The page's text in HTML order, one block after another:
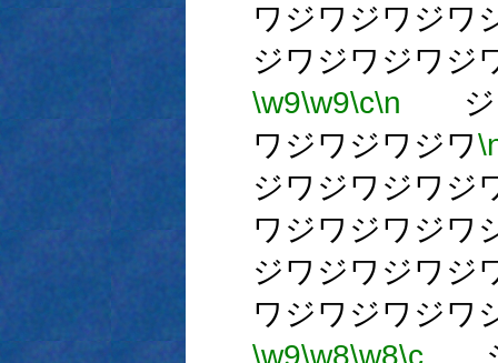
ワジワジワジワ
ジワジワジワジ
\w9\w9\c\n ジワ
ワジワジワジワ
ジワジワジワジ
ワジワジワジワ
ジワジワジワジ
ワジワジワジワ
\w9\w8\w8\cジ